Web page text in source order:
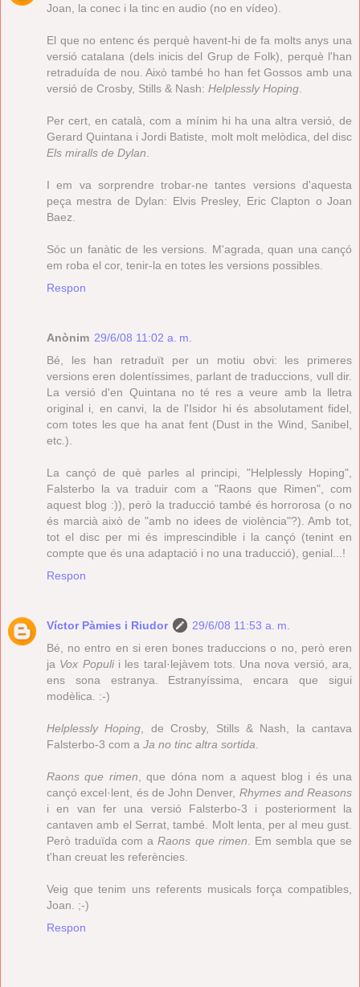
Joan, la conec i la tinc en audio (no en vídeo).
El que no entenc és perquè havent-hi de fa molts anys una
versió catalana (dels inicis del Grup de Folk), perquè l'han
retraduída de nou. Això també ho han fet Gossos amb una
versió de Crosby, Stills & Nash: Helplessly Hoping
Per cert, en català, com a mínim hi ha una altra versió, de
Gerard Quintana i Jordi Batiste, molt molt melòdica, del disc
Els miralls de Dylan
I em va sorprendre trobar-ne tantes versions d'aquesta
peça mestra de Dylan: Elvis Presley, Eric Clapton o Joan
Baez.
Sóc un fanàtic de les versions. M'agrada, quan una cançó
em roba el cor, tenir-la en totes les versions possibles.
Respon
Anònim 29/6/08 11:02 a. m.
Bé, les han retraduït per un motiu obvi: les primeres
versions eren dolentíssimes, parlant de traduccions, vull dir.
La versió d'en Quintana no té res a veure amb la lletra
original i, en canvi, la de l'Isidor hi és absolutament fidel,
com totes les que ha anat fent (Dust in the Wind, Sanibel,
etc.).
La cançó de què parles al principi, "Helplessly Hoping",
Falsterbo la va traduir com a "Raons que Rimen", com
aquest blog :)), però la traducció també és horrorosa (o no
és marcià això de "amb no idees de violència"?). Amb tot,
tot el disc per mi és imprescindible i la cançó (tenint en
compte que és una adaptació i no una traducció), genial...!
Respon
Víctor Pàmies i Riudor
29/6/08 11:53 a. m.
Bé, no entro en si eren bones traduccions o no, però eren
ja Vox Populii les taral·lejàvem tots. Una nova versió, ara,
ens sona estranya. Estranyíssima, encara que sigui
modèlica. :-)
Helplessly Hoping , de Crosby, Stills & Nash, la cantava
Falsterbo-3 com a Ja no tinc altra sortida
Raons que rimen , que dóna nom a aquest blog i és una
cançó excel·lent, és de John Denver, Rhymes and Reasons
i en van fer una versió Falsterbo-3 i posteriorment la
cantaven amb el Serrat, també. Molt lenta, per al meu gust.
Però traduïda com aRaons que rimen . Em sembla que se
t'han creuat les referències.
Veig que tenim uns referents musicals força compatibles,
Joan. ;-)
Respon